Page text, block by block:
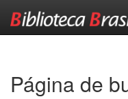
Página de